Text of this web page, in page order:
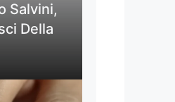
Salvini,
Della